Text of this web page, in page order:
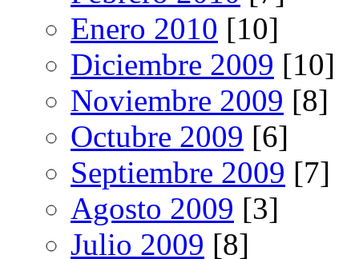
Enero 2010 [10]
Diciembre 2009 [10]
Noviembre 2009 [8]
Octubre 2009 [6]
Septiembre 2009 [7]
Agosto 2009 [3]
Julio 2009 [8]